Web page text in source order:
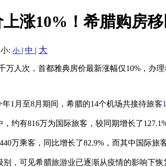
涨10%！希腊购房
: 小 | 中 | 大
万人次，首都雅典房价最新涨幅仅10%，办
1月至8月期间，希腊的14个机场共接待旅客
约有816万为国际旅客，较同期增长了
万乘客，同比增长了82.9%，而其中国际旅
，可见希腊旅游业已逐渐从疫情的影响下